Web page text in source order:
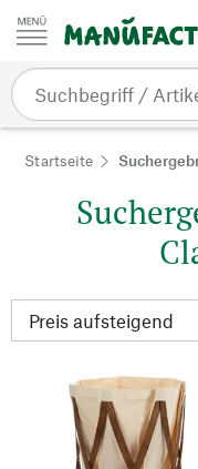
Zum Inhalt springen
Startseite